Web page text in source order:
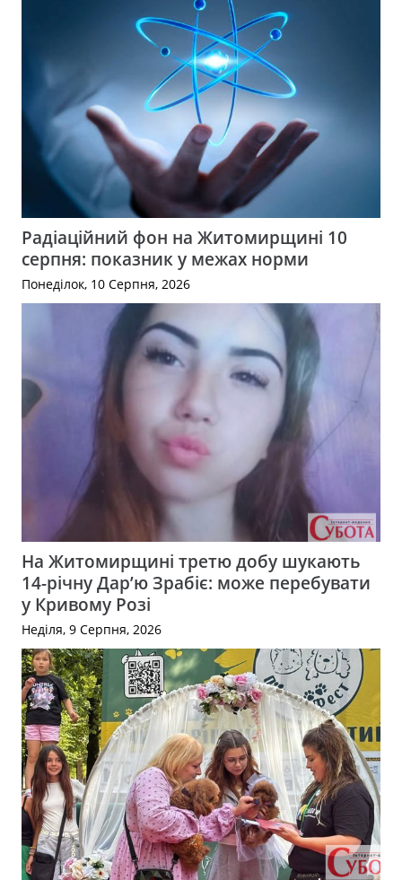
Радіаційний фон на Житомирщині 10
серпня: показник у межах норми
Понеділок, 10 Серпня, 2026
На Житомирщині третю добу шукають
14-річну Дар’ю Зрабіє: може перебувати
у Кривому Розі
Неділя, 9 Серпня, 2026